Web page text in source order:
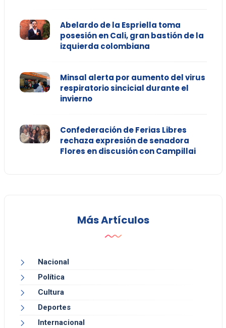
Abelardo de la Espriella toma
posesión en Cali, gran bastión de la
izquierda colombiana
Minsal alerta por aumento del virus
respiratorio sincicial durante el
invierno
Confederación de Ferias Libres
rechaza expresión de senadora
Flores en discusión con Campillai
Más Artículos
Nacional
Política
Cultura
Deportes
Internacional